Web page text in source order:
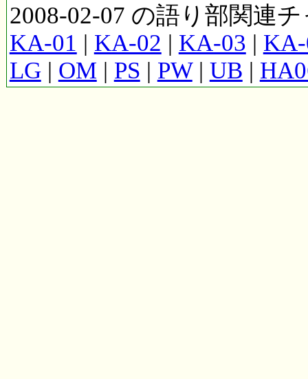
2008-02-07 の語り部関連
KA-01 | KA-02 | KA-03 |
LG| OM | PS | PW| UB |